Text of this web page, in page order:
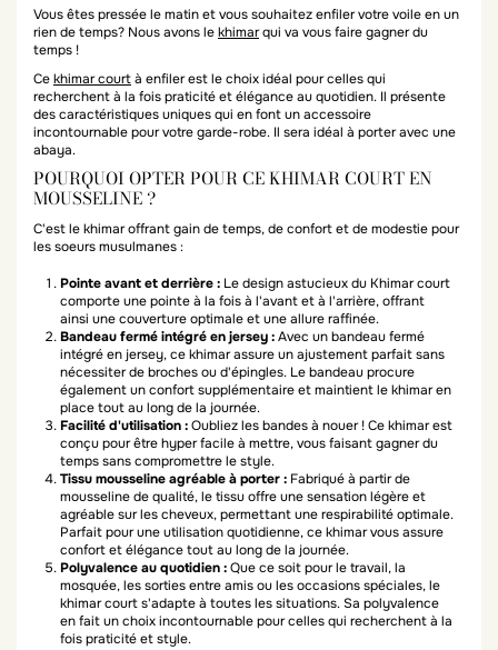
Vous êtes pressée le matin et vous souhaitez enfiler votre voile en un
rien de temps? Nous avons lekhimarqui va vous faire gagner du
temps !
Cekhimar courtà enfiler est le choix idéal pour celles qui
recherchent à la fois praticité et élégance au quotidien. Il présente
des caractéristiques uniques qui en font un accessoire
incontournable pour votre garde-robe. Il sera idéal à porter avec une
abaya.
POURQUOI OPTER POUR CE KHIMAR COURT EN
MOUSSELINE ?
C'est le khimar offrant gain de temps, de confort et de modestie pour
les soeurs musulmanes :
Pointe avant et derrière : Le design astucieux du Khimar court
comporte une pointe à la fois à l'avant et à l'arrière, offrant
ainsi une couverture optimale et une allure raffinée.
Bandeau fermé intégré en jersey :Avec un bandeau fermé
intégré en jersey, ce khimar assure un ajustement parfait sans
nécessiter de broches ou d'épingles. Le bandeau procure
également un confort supplémentaire et maintient le khimar en
place tout au long de la journée.
Facilité d'utilisation :Oubliez les bandes à nouer ! Ce khimar est
conçu pour être hyper facile à mettre, vous faisant gagner du
temps sans compromettre le style.
Tissu mousseline agréable à porter : Fabriqué à partir de
mousseline de qualité, le tissu offre une sensation légère et
agréable sur les cheveux, permettant une respirabilité optimale.
Parfait pour une utilisation quotidienne, ce khimar vous assure
confort et élégance tout au long de la journée.
Polyvalence au quotidien :Que ce soit pour le travail, la
mosquée, les sorties entre amis ou les occasions spéciales, le
khimar court s'adapte à toutes les situations. Sa polyvalence
en fait un choix incontournable pour celles qui recherchent à la
fois praticité et style.